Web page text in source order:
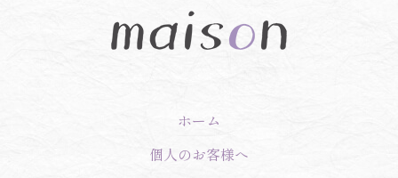
ホーム
個人のお客様へ